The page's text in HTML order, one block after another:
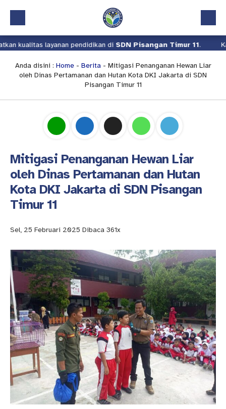
Beranda
Profil
Layanan
Pindah Sekolah
UKS
Lapor
pendidikan diSDN Pisangan Timur 11. Kami terus
Anda disini : Home- Berita- Mitigasi Penanganan Hewan Liar
oleh Dinas Pertamanan dan Hutan Kota DKI Jakarta di SDN
Pisangan Timur 11
Mitigasi Penanganan Hewan Liar
oleh Dinas Pertamanan dan Hutan
Kota DKI Jakarta di SDN Pisangan
Timur 11
Sel, 25 Februari 2025 Dibaca 361x